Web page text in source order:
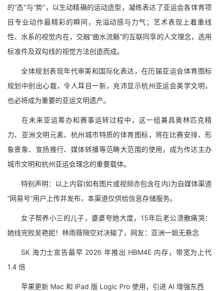
的“态”与“势”，以生动精确的运动造型，凝练表达了亚运会各体育项
目专业动作最精彩的瞬间，充溢动感与力气；艺术表现上着重线
性、水系的视觉内在，交融“曲水流觞”的互联同享的人文理念，选用
标准件及双勾线的视觉方法创造而成。
全体规划表现年代审美和国际化表达，在历届亚运会体育图标
规划中别出心裁，令人耳目一新，充沛显示杭州亚运会美学文明，
也必将成为重要的亚运文明遗产。
在未来亚运筹办和赛事运转过程中，这一组兼具奥林匹克精
力、亚洲文明元素、杭州城市特质的体育图标，将在比赛安排、形
象景象、宣扬推行、媒体转播等范畴大范围的使用，成为传达主办
城市文明和杭州亚运会理念的重要载体。
特别声明：以上内容(如有图片或视频亦包含在内)为自媒体渠道
“网易号”用户上传并发布，本渠道仅供给信息存储服务。
女子帮养小三的儿子，婆婆夸她大度，15年后老公溃散痛哭：
她线完败吴艳妮！林雨薇隔空对决输了，网友：亚洲一姐无悬念
SK 海力士宣告最早 2026 年推出 HBM4E 内存，带宽为上代
1.4 倍
苹果更新 Mac 和 iPad 版 Logic Pro 使用，引进 AI 增强东西